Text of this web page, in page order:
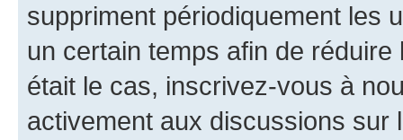
suppriment périodiquement les
un certain temps afin de
était le cas, inscrivez-vous à
activement aux discussions sur